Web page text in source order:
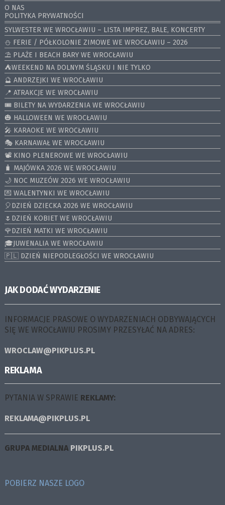
O NAS
POLITYKA PRYWATNOŚCI
SYLWESTER WE WROCŁAWIU – LISTA IMPREZ, BALE, KONCERTY
⛄️ FERIE / PÓŁKOLONIE ZIMOWE WE WROCŁAWIU – 2026
⛱️ PLAŻE I BEACH BARY WE WROCŁAWIU
⛺️WEEKEND NA DOLNYM ŚLĄSKU I NIE TYLKO
🔮 ANDRZEJKI WE WROCŁAWIU
📍 ATRAKCJE WE WROCŁAWIU
🎟️ BILETY NA WYDARZENIA WE WROCŁAWIU
🎃 HALLOWEEN WE WROCŁAWIU
🎤 KARAOKE WE WROCŁAWIU
🎭 KARNAWAŁ WE WROCŁAWIU
📽️ KINO PLENEROWE WE WROCŁAWIU
🧳 MAJÓWKA 2026 WE WROCŁAWIU
🌙 NOC MUZEÓW 2026 WE WROCŁAWIU
💌 WALENTYNKI WE WROCŁAWIU
🎈DZIEŃ DZIECKA 2026 WE WROCŁAWIU
🌷DZIEŃ KOBIET WE WROCŁAWIU
🌹DZIEŃ MATKI WE WROCŁAWIU
🎓JUWENALIA WE WROCŁAWIU
🇵🇱 DZIEŃ NIEPODLEGŁOŚCI WE WROCŁAWIU
JAK DODAĆ WYDARZENIE
INFORMACJE PRASOWE O WYDARZENIACH ODBYWAJĄCYCH
SIĘ WE WROCŁAWIU PROSIMY PRZESYŁAĆ NA ADRES:
WROCLAW@PIKPLUS.PL
REKLAMA
PYTANIA W SPRAWIE REKLAMY:
REKLAMA@PIKPLUS.PL
GRUPA MEDIALNA PIKPLUS.PL
POBIERZ NASZE LOGO